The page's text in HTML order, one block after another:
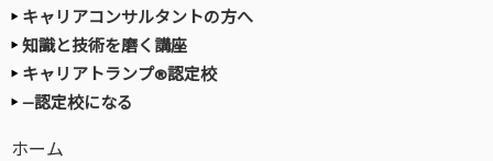
キャリアコンサルタントの方へ
知識と技術を磨く講座
キャリアトランプ®認定校
—認定校になる
ホーム